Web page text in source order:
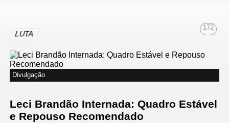
LUTA
172
Divulgação
Leci Brandão Internada: Quadro Estável
e Repouso Recomendado